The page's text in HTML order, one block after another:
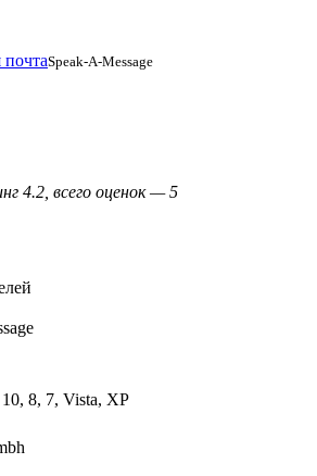
Speak-A-Message
4.2, всего оценок — 5
8, 7, Vista, XP